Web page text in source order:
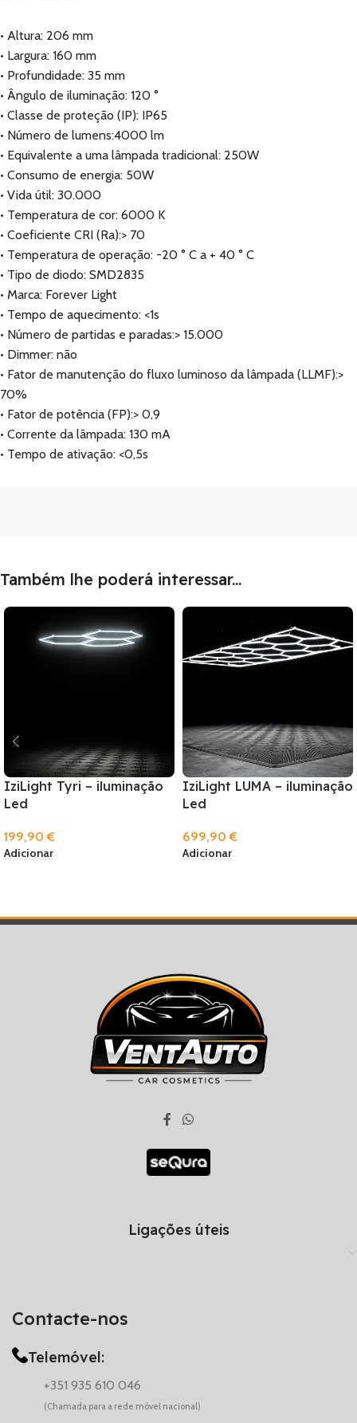
• Altura: 206 mm
• Largura: 160 mm
• Profundidade: 35 mm
• Ângulo de iluminação: 120 °
• Classe de proteção (IP): IP65
• Número de lumens:4000 lm
• Equivalente a uma lâmpada tradicional: 250W
• Consumo de energia: 50W
• Vida útil: 30.000
• Temperatura de cor: 6000 K
• Coeficiente CRI (Ra):> 70
• Temperatura de operação: -20 ° C a + 40 ° C
• Tipo de diodo: SMD2835
• Marca: Forever Light
• Tempo de aquecimento: <1s
• Número de partidas e paradas:> 15.000
• Dimmer: não
• Fator de manutenção do fluxo luminoso da lâmpada (LLMF):>
70%
• Fator de potência (FP):> 0,9
• Corrente da lâmpada: 130 mA
• Tempo de ativação: <0,5s
Também lhe poderá interessar...
IziLight Tyri – iluminação
Led
199,90€
Adicionar
IziLight LUMA – iluminação
Led
699,90€
Adicionar
Contacte-nos
Telemóvel:
+351 935 610 046
(Chamada para a rede móvel nacional)
Ligações úteis